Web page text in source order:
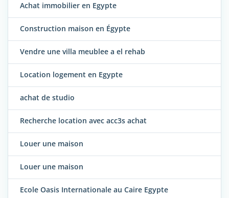
Achat immobilier en Egypte
Construction maison en Égypte
Vendre une villa meublee a el rehab
Location logement en Egypte
achat de studio
Recherche location avec acc3s achat
Louer une maison
Louer une maison
Ecole Oasis Internationale au Caire Egypte